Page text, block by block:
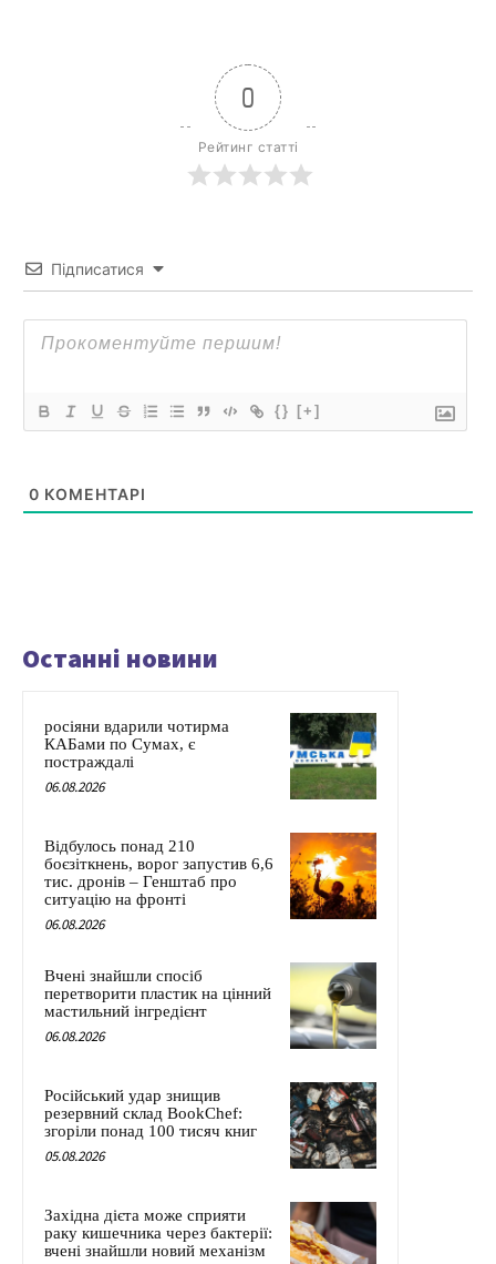
0
Рейтинг статті
Підписатися
{} [+]
0 КОМЕНТАРІ
Останні новини
росіяни вдарили чотирма
КАБами по Сумах, є
постраждалі
06.08.2026
Відбулось понад 210
боєзіткнень, ворог запустив 6,6
тис. дронів – Генштаб про
ситуацію на фронті
06.08.2026
Вчені знайшли спосіб
перетворити пластик на цінний
мастильний інгредієнт
06.08.2026
Російський удар знищив
резервний склад BookChef:
згоріли понад 100 тисяч книг
05.08.2026
Західна дієта може сприяти
раку кишечника через бактерії:
вчені знайшли новий механізм